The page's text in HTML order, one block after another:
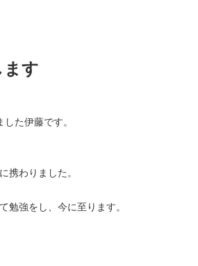
ます
た伊藤です。
携わりました。
勉強をし、今に至ります。